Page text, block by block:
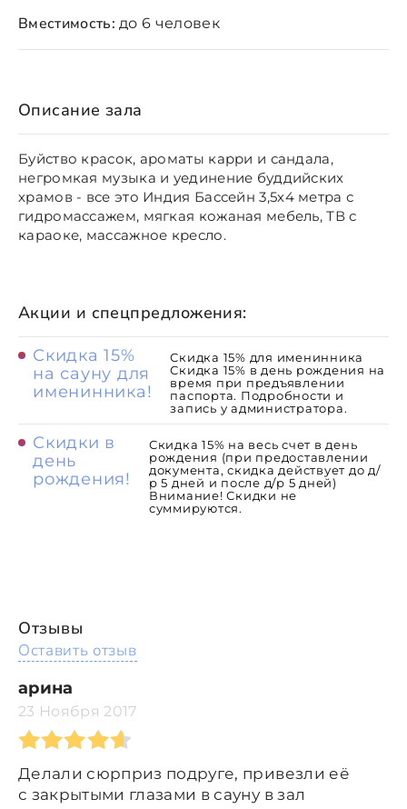
Вместимость: до 6 человек
Описание зала
Буйство красок, ароматы карри и сандала,
негромкая музыка и уединение буддийских
храмов - все это Индия Бассейн 3,5х4 метра с
гидромассажем, мягкая кожаная мебель, ТВ с
караоке, массажное кресло.
Акции и спецпредложения:
Скидка 15%
на сауну для
именинника!
Скидка 15% для именинника
Скидка 15% в день рождения на
время при предъявлении
паспорта. Подробности и
запись у администратора.
Скидки в
день
рождения!
Скидка 15% на весь счет в день
рождения (при предоставлении
документа, скидка действует до д/
р 5 дней и после д/р 5 дней)
Внимание! Скидки не
суммируются.
Отзывы
Оставить отзыв
арина
23 Ноября 2017
Делали сюрприз подруге, привезли её
с закрытыми глазами в сауну в зал